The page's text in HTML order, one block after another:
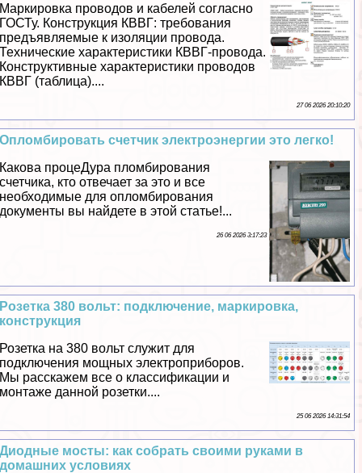
Маркировка проводов и кабелей согласно
ГОСТу. Конструкция КВВГ: требования
предъявляемые к изоляции провода.
Технические хаpaктеристики КВВГ-провода.
Конструктивные хаpaктеристики проводов
КВВГ (таблица)....
27 06 2026 20:10:20
Опломбировать счетчик электроэнергии это легко!
Какова процеДypa пломбирования
счетчика, кто отвечает за это и все
необходимые для опломбирования
документы вы найдете в этой статье!...
26 06 2026 3:17:23
Розетка 380 вольт: подключение, маркировка,
конструкция
Розетка на 380 вольт служит для
подключения мощных электроприборов.
Мы расскажем все о классификации и
монтаже данной розетки....
25 06 2026 14:31:54
Диодные мосты: как собрать своими руками в
домашних условиях